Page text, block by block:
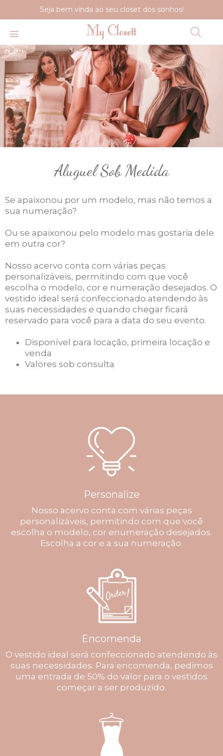
Seja bem vinda ao seu closet dos sonhos!
Aluguel Sob Medida
Se apaixonou por um modelo, mas não temos a
sua numeração?
Ou se apaixonou pelo modelo mas gostaria dele
em outra cor?
Nosso acervo conta com várias peças
personalizáveis, permitindo com que você
escolha o modelo, cor e numeração desejados. O
vestido ideal será confeccionado atendendo às
suas necessidades e quando chegar ficará
reservado para você para a data do seu evento.
Disponível para locação, primeira locação e
venda
Valores sob consulta
Personalize
Nosso acervo conta com várias peças
personalizáveis, permitindo com que você
escolha o modelo, cor enumeração desejados.
Escolha a cor e a sua numeração.
Encomenda
O vestido ideal será confeccionado atendendo às
suas necessidades. Para encomenda, pedimos
uma entrada de 50% do valor para o vestidos
começar a ser produzido.